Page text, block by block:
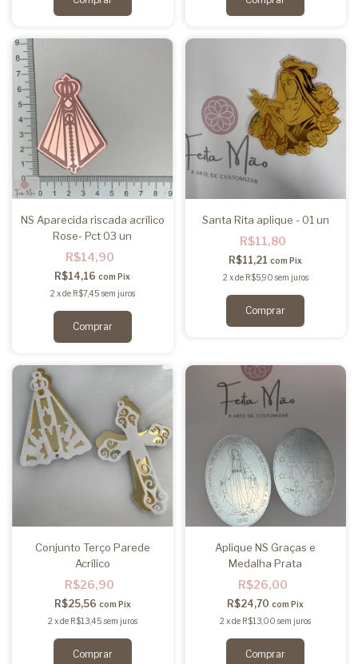
NS Aparecida riscada acrílico
Rose- Pct 03 un
R$14,90
R$14,16com Pix
2 xde R$7,45 sem juros
Santa Rita aplique - 01 un
R$11,80
R$11,21com Pix
2 xde R$5,90 sem juros
Conjunto Terço Parede
Acrílico
R$26,90
R$25,56 com Pix
2 xde R$13,45 sem juros
Aplique NS Graças e
Medalha Prata
R$26,00
R$24,70com Pix
2 xde R$13,00 sem juros